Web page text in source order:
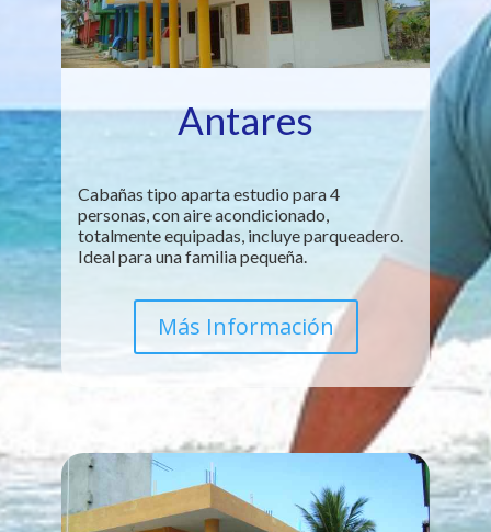
Antares
Cabañas tipo aparta estudio para 4
personas, con aire acondicionado,
totalmente equipadas, incluye parqueadero.
Ideal para una familia pequeña.
Más Información